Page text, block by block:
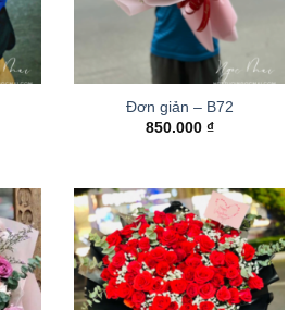
Đơn giản – B72
850.000 ₫